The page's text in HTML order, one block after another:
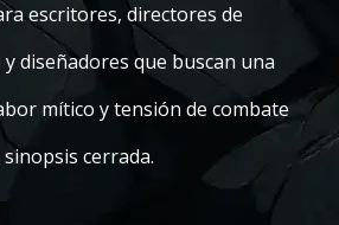
escritores, directores de
diseñadores que buscan una
mítico y tensión de combate
cerrada.